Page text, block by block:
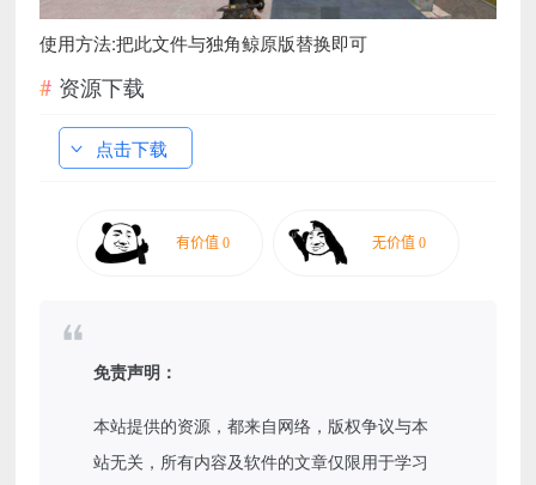
使用方法:把此文件与独角鲸原版替换即可
资源下载
点击下载
免责声明：
本站提供的资源，都来自网络，版权争议与本
站无关，所有内容及软件的文章仅限用于学习